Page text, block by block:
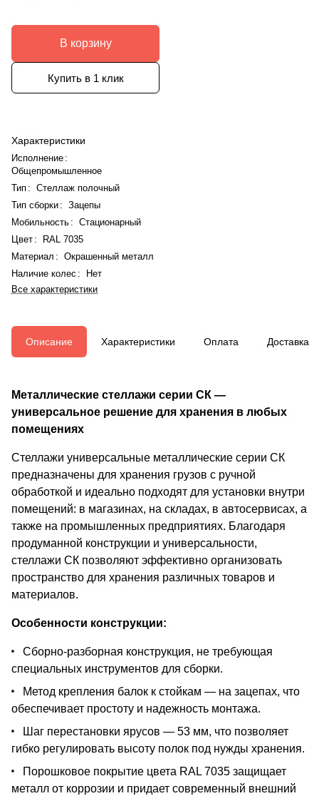
В корзину
Купить в 1 клик
Характеристики
Исполнение :
Общепромышленное
Тип : Стеллаж полочный
Тип сборки: Зацепы
Мобильность : Стационарный
Цвет :
RAL 7035
Материал : Окрашенный металл
Наличие колес :
Нет
Все характеристики
Описание Характеристики Оплата Доставка
Металлические стеллажи серии СК —
универсальное решение для хранения в любых
помещениях
Стеллажи универсальные металлические серии СК
предназначены для хранения грузов с ручной
обработкой и идеально подходят для установки внутри
помещений: в магазинах, на складах, в автосервисах, а
также на промышленных предприятиях. Благодаря
продуманной конструкции и универсальности,
стеллажи СК позволяют эффективно организовать
пространство для хранения различных товаров и
материалов.
Особенности конструкции:
Сборно-разборная конструкция, не требующая
специальных инструментов для сборки.
Метод крепления балок к стойкам — на зацепах, что
обеспечивает простоту и надежность монтажа.
Шаг перестановки ярусов — 53 мм, что позволяет
гибко регулировать высоту полок под нужды хранения.
Порошковое покрытие цвета RAL 7035 защищает
металл от коррозии и придает современный внешний